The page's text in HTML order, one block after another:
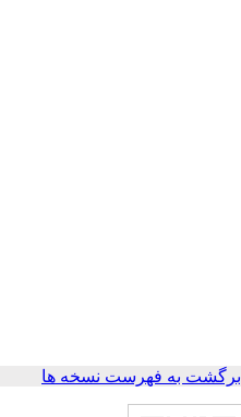
برگشت به فهرست نسخه ها